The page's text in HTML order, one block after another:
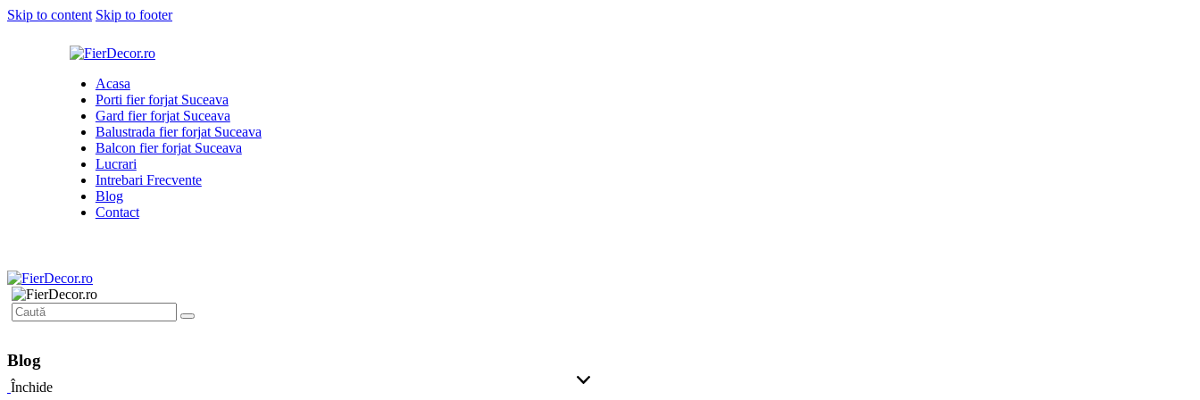
Skip to content Skip to footer
Acasa
Porti fier forjat Suceava
Gard fier forjat Suceava
Balustrada fier forjat Suceava
Balcon fier forjat Suceava
Lucrari
Intrebari Frecvente
Blog
Contact
Blog
Închide